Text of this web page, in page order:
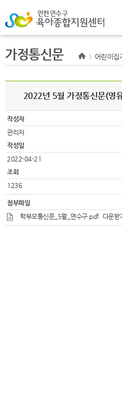
가정통신문 어린이집
2022년 5월 가정통신문(영
작성자
관리자
작성일
2022-04-21
조회
1236
첨부파일
학부모통신문_5월_연수구.pdf 다운받